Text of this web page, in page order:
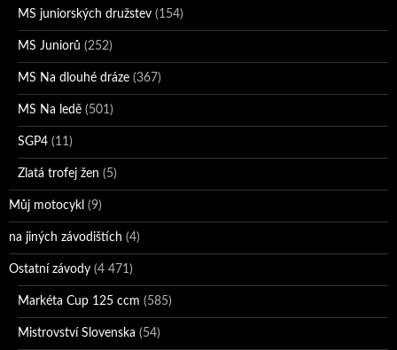
MS juniorských družstev (154)
MS Juniorů (252)
MS Na dlouhé dráze (367)
MS Na ledě (501)
SGP4 (11)
Zlatá trofej žen (5)
Můj motocykl (9)
na jiných závodištích (4)
Ostatní závody (4 471)
Markéta Cup 125 ccm (585)
Mistrovství Slovenska (54)